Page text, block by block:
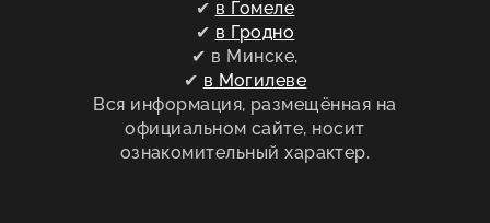
✔ в Гомеле
✔ в Гродно
✔ в Минске,
✔ в Могилеве
Вся информация, размещённая на
официальном сайте, носит
ознакомительный характер.